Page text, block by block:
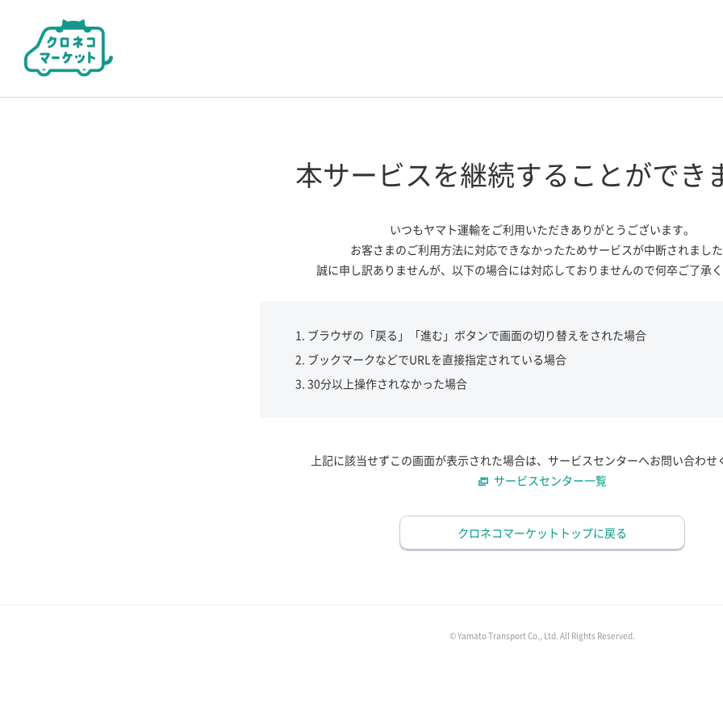
本サービスを継続する ことができ
いつもヤマト運輸をご利用いただきありがとうございます。
お客さまのご利用方法に対応できなかったためサービスが中断されました
誠に申し訳ありませんが、 以下の場合には対応しておりませんので何卒ご了承く
ブラウザの「戻る」「進む」ボタンで画面の切り替えをされた場合
ブックマークなどでURLを直接指定されている場合
30分以上操作されなかった場合
上記に該当せずこの画面が表示された場合は、サービスセンターへお問い合わせ
サービスセンター一覧
クロネコマーケットトップに戻る
© Yamato Transport Co., Ltd. All Rights Reserved.